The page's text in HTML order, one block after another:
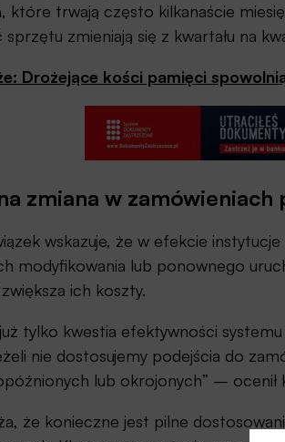
które trwają często kilkanaście
zmieniają się z kwartału na
Drożejące kości pamięci
zmiana w zamówieniach
wskazuje, że w efekcie
modyfikowania lub ponownego
ich koszty.
już tylko kwestia efektywności
nie dostosujemy podejścia do
lub okrojonych” – ocenił
że konieczne jest pilne